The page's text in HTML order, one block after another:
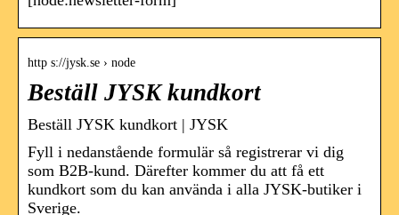
http s://jysk.se › node
Beställ JYSK kundkort
Beställ JYSK kundkort | JYSK
Fyll i nedanstående formulär så registrerar vi dig
som B2B-kund. Därefter kommer du att få ett
kundkort som du kan använda i alla JYSK-butiker i
Sverige.